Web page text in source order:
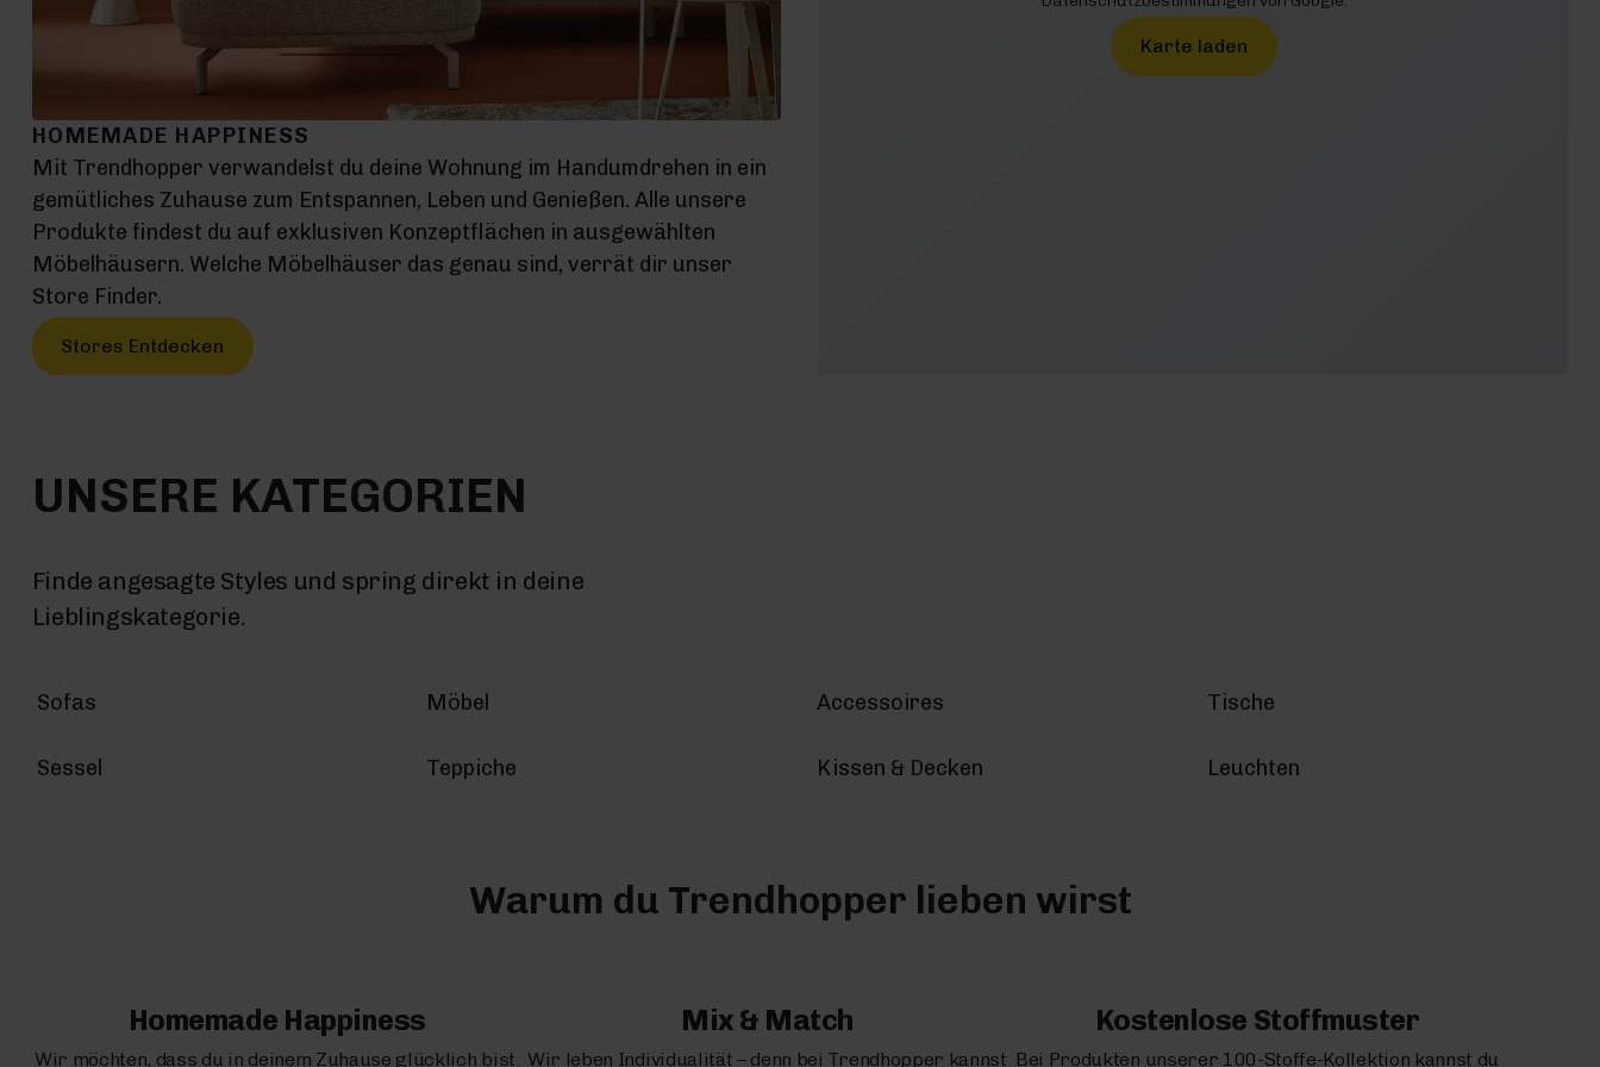
HOMEMADE HAPPINESS
Mit Trendhopper verwandelst du deine Wohnung im Handumdrehen in ein
gemütliches Zuhause zum Entspannen, Leben und Genießen. Alle unsere
Produkte findest du auf exklusiven Konzeptflächen in ausgewählten
Möbelhäusern. Welche Möbelhäuser das genau sind, verrät dir unser
Store Finder.
Stores Entdecken
Karte laden
UNSERE KATEGORIEN
Finde angesagte Styles und spring direkt in deine
Lieblingskategorie.
Sofas Möbel Accessoires Tische
Sessel Teppiche Kissen & Decken Leuchten
Warum du Trendhopper lieben wirst
Homemade Happiness
Wir möchten, dass du in deinem Zuhause glücklich bist.
Mix & Match
Wir leben Individualität – denn bei Trendhopper kannst
Kostenlose Stoffmuster
Bei Produkten unserer 100-Stoffe-Kollektion kannst du